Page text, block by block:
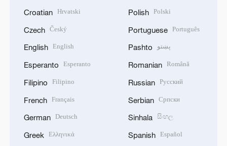
Croatian Hrvatski
Czech Český
English English
Esperanto Esperanto
Filipino Filipino
French Français
German Deutsch
Greek Ελληνικά
Polish Polski
Portuguese Português
Pashto پښتو
Romanian Română
Russian Русский
Serbian Српски
Sinhala සිංහල
Spanish Español